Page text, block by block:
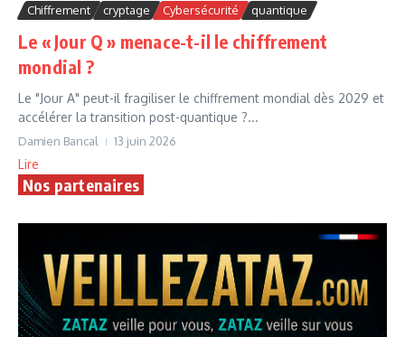
Chiffrement cryptage Cybersécurité quantique
Le « Jour Q » menace-t-il le chiffrement
mondial ?
Le "Jour A" peut-il fragiliser le chiffrement mondial dès 2029 et
accélérer la transition post-quantique ?...
Damien Bancal 13 juin 2026
Lire
Nos partenaires